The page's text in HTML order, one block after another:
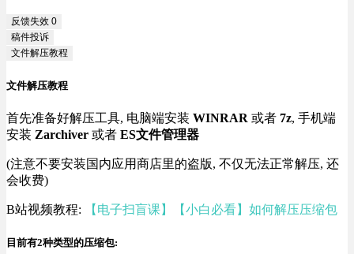
反馈失效 0
稿件投诉
文件解压教程
文件解压教程
首先准备好解压工具, 电脑端安装 WINRAR 或者 7z, 手机端
安装 Zarchiver 或者 ES文件管理器
(注意不要安装国内应用商店里的盗版, 不仅无法正常解压, 还
会收费)
B站视频教程: 【电子扫盲课】【小白必看】如何解压压缩包
目前有2种类型的压缩包: